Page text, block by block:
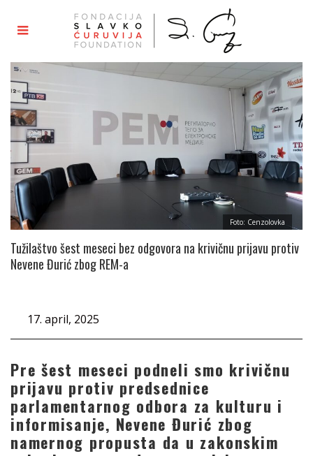
Foto: Cenzolovka
Tužilaštvo šest meseci bez odgovora na krivičnu prijavu protiv
Nevene Đurić zbog REM-a
17. april, 2025
Pre šest meseci podneli smo krivičnu
prijavu protiv predsednice
parlamentarnog odbora za kulturu i
informisanje, Nevene Đurić zbog
namernog propusta da u zakonskim